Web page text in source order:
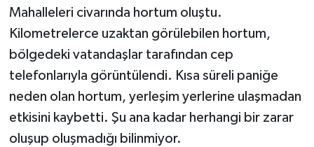
Mahalleleri civarında hortum oluştu.
Kilometrelerce uzaktan görülebilen hortum,
bölgedeki vatandaşlar tarafından cep
telefonlarıyla görüntülendi. Kısa süreli paniğe
neden olan hortum, yerleşim yerlerine ulaşmadan
etkisini kaybetti. Şu ana kadar herhangi bir zarar
oluşup oluşmadığı bilinmiyor.
Teknoloji
Akhisar Emlak
Ülke